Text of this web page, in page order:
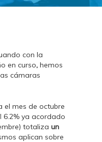
con la
en curso, hemos
cámaras
el mes de octubre
6.2% ya acordado
totaliza un
aplican sobre